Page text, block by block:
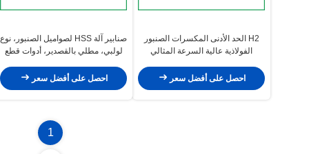
H2 الحد الأدنى المكسرات الصنبور
الفولاذية عالية السرعة المثالي
الميكانيكية والتصنيعية
احصل على أفضل سعر
صنابير آلة HSS لصواميل الصنبور، نوع
لولبي، مطلي بالقصدير، أدوات قطع
الصناعية
احصل على أفضل سعر
1